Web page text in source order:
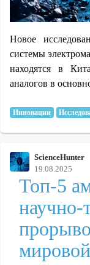
Новое
системы
находятся в
аналогов в
Инновации
ScienceHunter
19.08.2025
Топ-5
научно-
мировой